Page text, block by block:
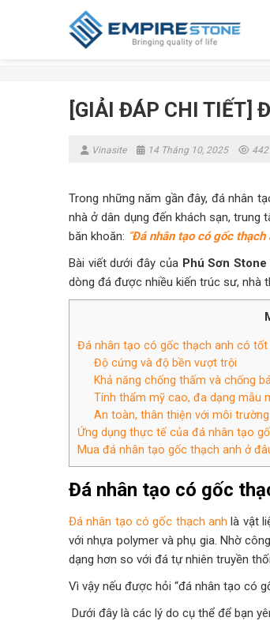
[GIẢI ĐÁP CHI TIẾT]
Vinasite 14 Tháng 10, 2025 442
Trong những năm gần đây, đá nhân
nhà ở dân dụng đến khách sạn, trung
băn khoăn: “Đá nhân tạo có gốc thạch
Bài viết dưới đây của Phú Sơn Stone
dòng đá được nhiều kiến trúc sư, nhà
Đá nhân tạo có gốc thạch anh có tốt
Độ cứng và độ bền vượt trội
Khả năng chống thấm và chống
Tính thẩm mỹ cao, đa dạng mẫu
An toàn, thân thiện với môi trường
Ứng dụng thực tế của đá nhân tạo
Mua đá nhân tạo gốc thạch anh ở
Đá nhân tạo có gốc
Đá nhân tạo có gốc thạch anh là vật
với nhựa polymer và phụ gia. Nhờ
dạng hơn so với đá tự nhiên truyền
Vì vậy nếu được hỏi “đá nhân tạo có
Dưới đây là các lý do cụ thể để bạn